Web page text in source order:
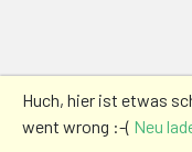
Huch, hier ist etwas
went wrong :-( Neu